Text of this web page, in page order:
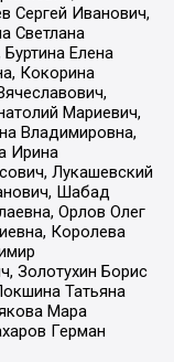
Сергей Иванович,
Светлана
Елена
Кокорина
Мариевич,
Владимировна,
Ирина
Лукашевский
Шабад
Орлов Олег
Королева
Золотухин Борис
Татьяна
Мара
Герман